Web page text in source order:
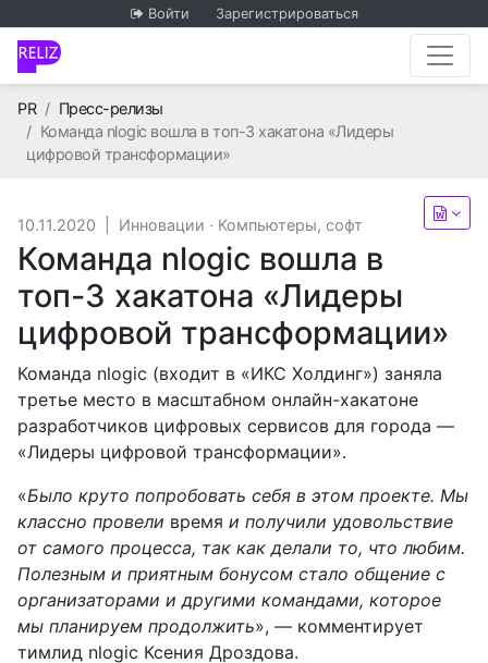
Войти Зарегистрироваться
PRГлавная
Пресс-релизы
Команда nlogic вошла в топ-3 хакатона «Лидеры
цифровой трансформации»
10.11.2020 Инновации · Компьютеры, софт
Команда nlogic вошла в
топ-3 хакатона «Лидеры
цифровой трансформации»
Команда nlogic (входит в «ИКС Холдинг») заняла
третье место в масштабном онлайн-хакатоне
разработчиков цифровых сервисов для города —
«Лидеры цифровой трансформации».
«Было круто попробовать себя в этом проекте. Мы
классно провели время и получили удовольствие
от самого процесса, так как делали то, что любим.
Полезным и приятным бонусом стало общение с
организаторами и другими командами, которое
мы планируем продолжить», — комментирует
тимлид nlogic Ксения Дроздова.